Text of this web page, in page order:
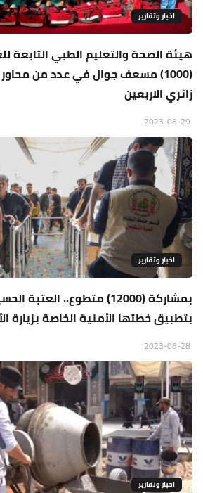
اخبار وتقارير
هيئة الصحة والتعليم الطبي التابعة
(1000) مسعف جوال في عدد من
زائري الاربعين
اخبار وتقارير
بمشاركة (12000) متطوع..
بتطبيق خطتها الأمنية الخاصة بزيارة
اخبار وتقارير